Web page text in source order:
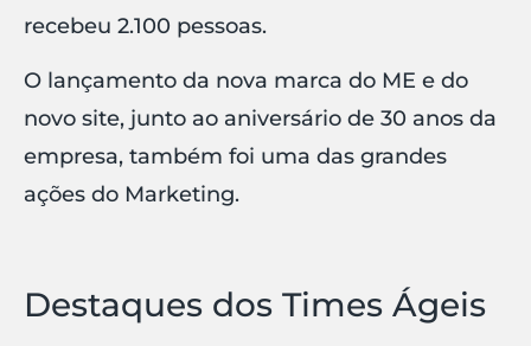
recebeu 2.100 pessoas.
O lançamento da nova marca do ME e do
novo site, junto ao aniversário de 30 anos da
empresa, também foi uma das grandes
ações do Marketing.
Destaques dos Times Ágeis